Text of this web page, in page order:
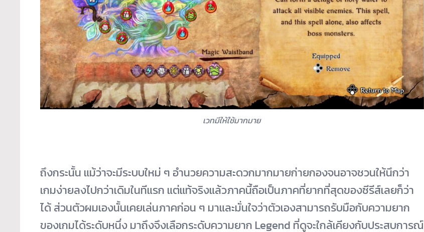
เวทมีให้ใช้มากมาย
ถึงกระนั้น แม้ว่าจะมีระบบใหม่ ๆ อำนวยความสะดวกมากมายก่ายกองจนอาจชวนให้นึกว่า
เกมง่ายลงไปกว่าเดิมในทีแรก แต่แท้จริงแล้วภาคนี้ถือเป็นภาคที่ยากที่สุดของซีรีส์เลยก็ว่า
ได้ ส่วนตัวผมเองนั้นเคยเล่นภาคก่อน ๆ มาและมั่นใจว่าตัวเองสามารถรับมือกับความยาก
ของเกมได้ระดับหนึ่ง มาถึงจึงเลือกระดับความยาก Legend ที่ดูจะใกล้เคียงกับประสบการณ์